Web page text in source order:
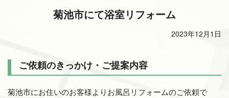
菊池市にて浴室リフォーム
2023年12月1日
ご依頼のきっかけ・ご提案内容
菊池市にお住いのお客様よりお風呂リフォームのご依頼で